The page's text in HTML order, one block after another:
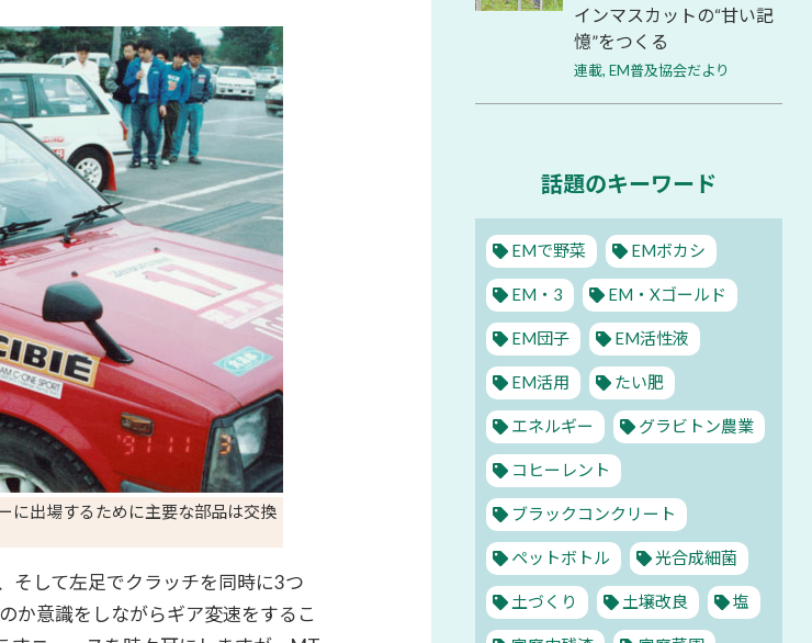
に出場するために主要な部品は交換
そして左足でクラッチを同時に3つ
か意識をしながらギア変速をするこ
インマスカットの“甘い記
憶”をつくる
連載,EM普及協会だより
話題のキーワード
EMで野菜 EMボカシ
EM・3 EM・Xゴールド
EM団子 EM活性液
EM活用 たい肥
エネルギー グラビトン農業
コヒーレント
ブラックコンクリート
ペットボトル 光合成細菌
土づくり 土壌改良 塩